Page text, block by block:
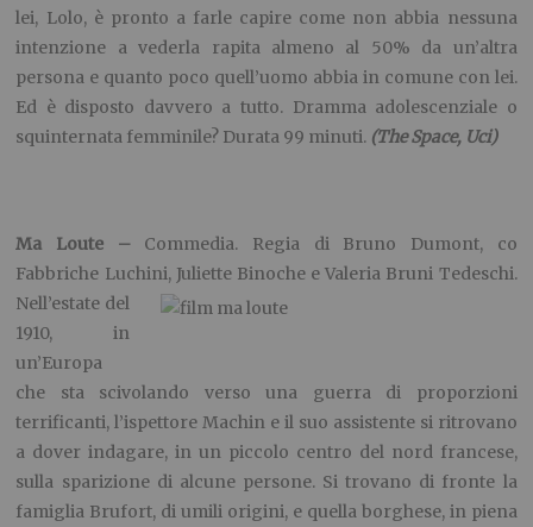
lei, Lolo, è pronto a farle capire come non abbia nessuna
intenzione a vederla rapita almeno al 50% da un’altra
persona e quanto poco quell’uomo abbia in comune con lei.
Ed è disposto davvero a tutto. Dramma adolescenziale o
squinternata femminile? Durata 99 minuti. (The Space, Uci)
Ma Loute – Commedia. Regia di Bruno Dumont, co
Fabbriche Luchini, Juliette Binoche e Valeria Bruni Tedeschi.
Nell’estate del
1910, in
un’Europa
che sta scivolando verso una guerra di proporzioni
terrificanti, l’ispettore Machin e il suo assistente si ritrovano
a dover indagare, in un piccolo centro del nord francese,
sulla sparizione di alcune persone. Si trovano di fronte la
famiglia Brufort, di umili origini, e quella borghese, in piena